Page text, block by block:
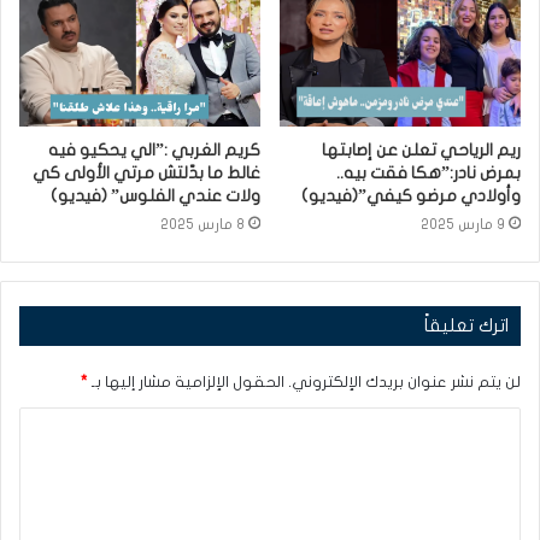
ريم الرياحي تعلن عن إصابتها
بمرض نادر:”هكا فقت بيه..
وأولادي مرضو كيفي”(فيديو)
9 مارس 2025
كريم الغربي :”الي يحكيو فيه
غالط ما بدّلتش مرتي الأولى كي
ولات عندي الفلوس” (فيديو)
8 مارس 2025
اترك تعليقاً
لن يتم نشر عنوان بريدك الإلكتروني. الحقول الإلزامية مشار إليها بـ *